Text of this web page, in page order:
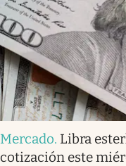
Mercado. Libra
cotización este